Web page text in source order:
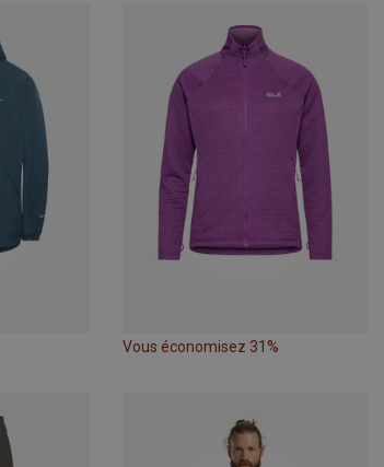
Vous économisez 31%